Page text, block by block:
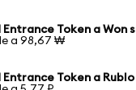
Token a Won
a 98,67 ₩
Token a Rublo